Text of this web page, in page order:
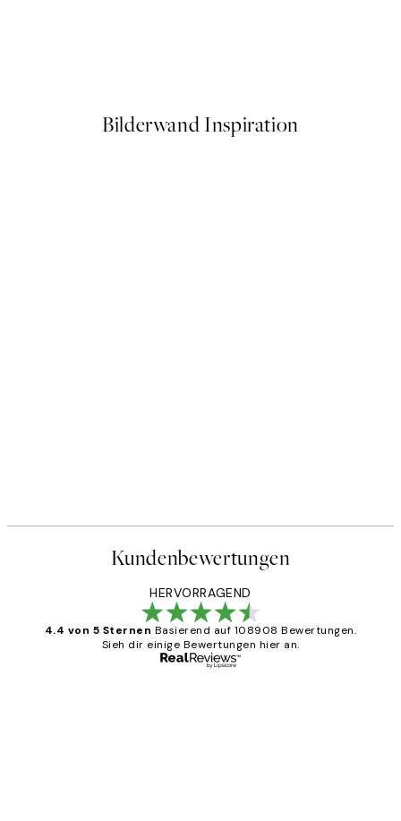
Bilderwand Inspiration
Kundenbewertungen
HERVORRAGEND
4.4 von 5 Sternen Basierend auf 108908 Bewertungen.
Sieh dir einige Bewertungen hier an.